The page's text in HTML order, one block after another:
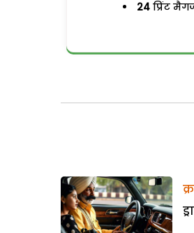
24 प्रिंट